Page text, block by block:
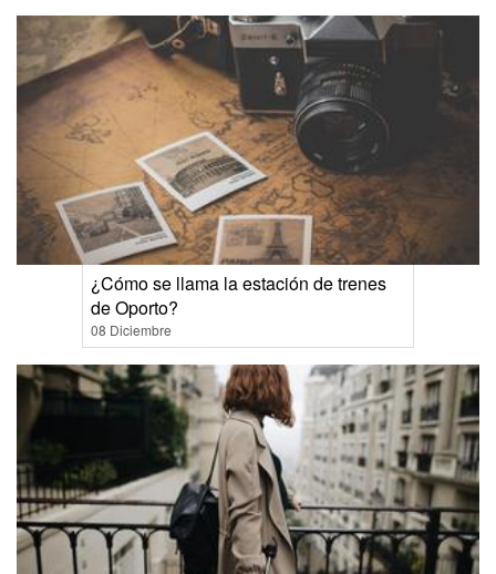
¿Cómo se llama la estación de trenes
de Oporto?
08 Diciembre